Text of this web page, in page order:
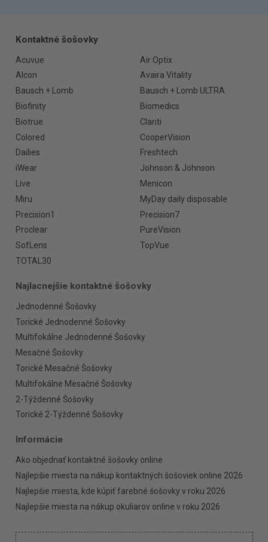
Kontaktné šošovky
Acuvue
Air Optix
Alcon
Avaira Vitality
Bausch + Lomb
Bausch + Lomb ULTRA
Biofinity
Biomedics
Biotrue
Clariti
Colored
CooperVision
Dailies
Freshtech
iWear
Johnson & Johnson
Live
Menicon
Miru
MyDay daily disposable
Precision1
Precision7
Proclear
PureVision
SofLens
TopVue
TOTAL30
Najlacnejšie kontaktné šošovky
Jednodenné Šošovky
Torické Jednodenné Šošovky
Multifokálne Jednodenné Šošovky
Mesačné Šošovky
Torické Mesačné Šošovky
Multifokálne Mesačné Šošovky
2-Týždenné Šošovky
Torické 2-Týždenné Šošovky
Informácie
Ako objednať kontaktné šošovky online
Najlepšie miesta na nákup kontaktných šošoviek online 2026
Najlepšie miesta, kde kúpiť farebné šošovky v roku 2026
Najlepšie miesta na nákup okuliarov online v roku 2026